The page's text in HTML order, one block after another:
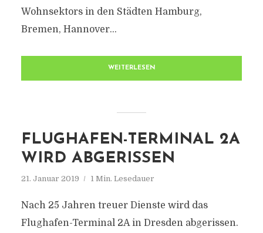
Wohnsektors in den Städten Hamburg,
Bremen, Hannover...
WEITERLESEN
FLUGHAFEN-TERMINAL 2A
WIRD ABGERISSEN
21. Januar 2019 1 Min. Lesedauer
Nach 25 Jahren treuer Dienste wird das
Flughafen-Terminal 2A in Dresden abgerissen.